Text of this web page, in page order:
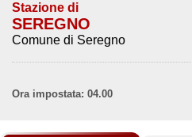
Stazione di
SEREGNO
Comune di Seregno
Ora impostata: 04.00